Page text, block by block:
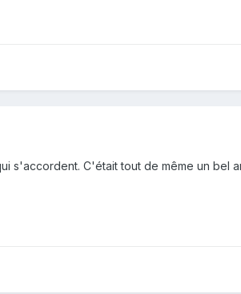
s'accordent. C'était tout de même un bel